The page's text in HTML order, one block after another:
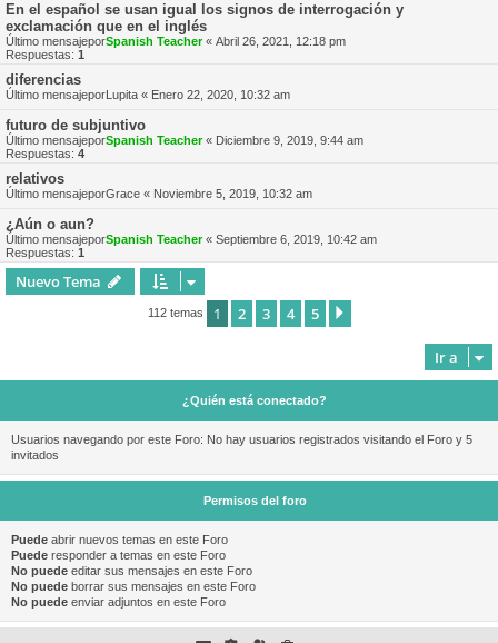
En el español se usan igual los signos de interrogación y
exclamación que en el inglés
Último mensajeporSpanish Teacher« Abril 26, 2021, 12:18 pm
Respuestas: 1
diferencias
Último mensajeporLupita « Enero 22, 2020, 10:32 am
futuro de subjuntivo
Último mensajeporSpanish Teacher« Diciembre 9, 2019, 9:44 am
Respuestas: 4
relativos
Último mensajeporGrace « Noviembre 5, 2019, 10:32 am
¿Aún o aun?
Último mensajeporSpanish Teacher« Septiembre 6, 2019, 10:42 am
Respuestas: 1
Nuevo Tema
112 temas 1 2 3 4 5
Ir a
¿Quién está conectado?
Usuarios navegando por este Foro: No hay usuarios registrados visitando el Foro y 5
invitados
Permisos del foro
Puede abrir nuevos temas en este Foro
Puede responder a temas en este Foro
No puede editar sus mensajes en este Foro
No puede borrar sus mensajes en este Foro
No puede enviar adjuntos en este Foro